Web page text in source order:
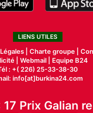
LIENS UTILES
| Charte groupe |
| Webmail |
Equipe B24
: +( 226) 25-33-38-30
info[at]burkina24.com
17 Prix Galian